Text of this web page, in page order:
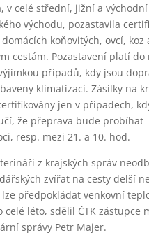
v celé střední, jižní a východní
východu, pozastavila
koňovitých, ovcí, koz
cestám. Pozastavení platí do
případů, kdy jsou
klimatizací. Zásilky na
jen v případech,
že přeprava bude probíhat
resp. mezi 21. a 10. hod.
z krajských správ
zvířat na cesty delší
předpokládat venkovní
celé léto, sdělil ČTK zástupce
správy Petr Majer.